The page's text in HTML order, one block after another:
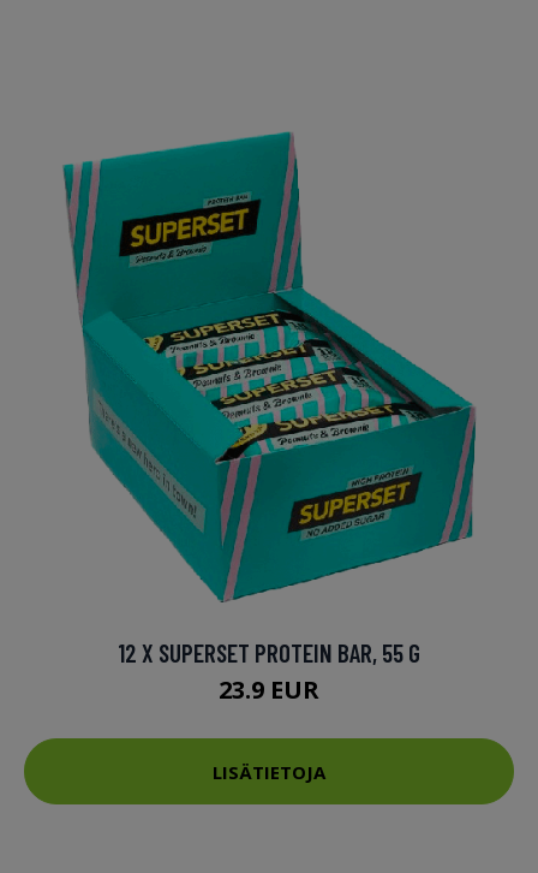
12 X SUPERSET PROTEIN BAR, 55 G
23.9 EUR
LISÄTIETOJA